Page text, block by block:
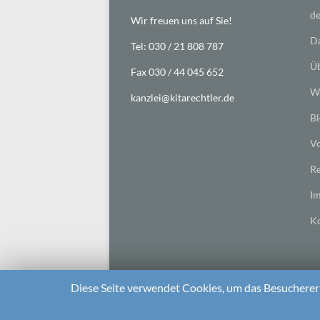
Wir freuen uns auf Sie!
Tel: 030 / 21 808 787
Fax 030 / 44 045 652
kanzlei@kitarechtler.de
Diese Seite verwendet Cookies, um das